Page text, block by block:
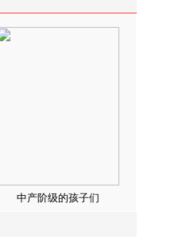
中产阶级的孩子们